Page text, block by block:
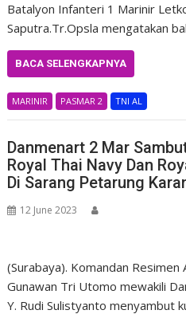
Batalyon Infanteri 1 Marinir
Saputra.Tr.Opsla mengatakan
BACA SELENGKAPNYA
MARINIR PASMAR 2 TNI AL
Danmenart 2 Mar
Royal Thai Navy Dan
Di Sarang Petarung
12 June 2023
(Surabaya). Komandan
Gunawan Tri Utomo mewakili
Y. Rudi Sulistyanto menyambut